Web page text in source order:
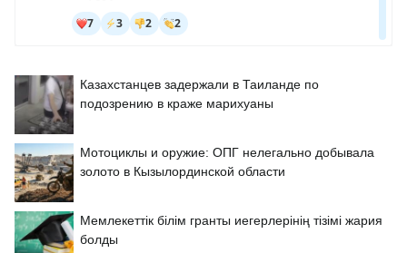
Казахстанцев задержали в Таиланде по
подозрению в краже марихуаны
Мотоциклы и оружие: ОПГ нелегально добывала
золото в Кызылординской области
Мемлекеттік білім гранты иегерлерінің тізімі жария
болды